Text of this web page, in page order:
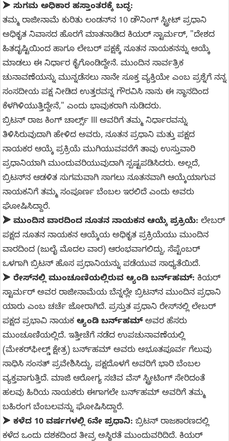
➤ ಸುಗಮ ಅಧಿಕಾರ ಹಸ್ತಾಂತರಕ್ಕೆ ಬದ್ಧ:
ತಮ್ಮ ರಾಜೀನಾಮೆ ಕುರಿತು ಲಂಡನ್‌ನ 10 ಡೌನಿಂಗ್ ಸ್ಟ್ರೀಟ್ ಪ್ರಧಾನಿ
ಅಧಿಕೃತ ನಿವಾಸದ ಹೊರಗೆ ಮಾತನಾಡಿದ ಕಿಯರ್ ಸ್ಟಾರ್ಮರ್, "ದೇಶದ
ಹಿತದೃಷ್ಟಿಯಿಂದ ಹಾಗೂ ಲೇಬರ್ ಪಕ್ಷಕ್ಕೆ ನೂತನ ನಾಯಕನನ್ನು ಆಯ್ಕೆ
ಮಾಡಲು ಈ ನಿರ್ಧಾರ ಕೈಗೊಂಡಿದ್ದೇನೆ. ಮುಂದಿನ ಸಾರ್ವತ್ರಿಕ
ಚುನಾವಣೆಯನ್ನು ಮುನ್ನಡೆಸಲು ನಾನೇ ಸೂಕ್ತ ವ್ಯಕ್ತಿಯೇ ಎಂಬ ಪ್ರಶ್ನೆಗೆ ನನ್ನ
ಸಂಸದೀಯ ಪಕ್ಷ ನೀಡಿದ ಉತ್ತರವನ್ನ ಗೌರವಿಸಿ ನಾನು ಈ ಸ್ಥಾನದಿಂದ
ಕೆಳಗಿಳಿಯುತ್ತಿದ್ದೇನೆ," ಎಂದು ಭಾವುಕರಾಗಿ ನುಡಿದರು.
ಬ್ರಿಟನ್ ರಾಜ ಕಿಂಗ್ ಚಾರ್ಲ್ಸ್ III ಅವರಿಗೆ ತಮ್ಮ ನಿರ್ಧಾರವನ್ನು
ತಿಳಿಸಿರುವುದಾಗಿ ಹೇಳಿದ ಅವರು, ನೂತನ ಪ್ರಧಾನಿ ಮತ್ತು ಪಕ್ಷದ
ನಾಯಕರ ಆಯ್ಕೆ ಪ್ರಕ್ರಿಯೆ ಮುಗಿಯುವವರೆಗೆ ತಾವು ಉಸ್ತುವಾರಿ
ಪ್ರಧಾನಿಯಾಗಿ ಮುಂದುವರಿಯುವುದಾಗಿ ಸ್ಪಷ್ಟಪಡಿಸಿದರು. ಅಲ್ಲದೆ,
ಬ್ರಿಟನ್‌ನ ಆಡಳಿತ ಸುಗಮವಾಗಿ ಸಾಗಲು ನೂತನವಾಗಿ ಆಯ್ಕೆಯಾಗುವ
ನಾಯಕನಿಗೆ ತಮ್ಮ ಸಂಪೂರ್ಣ ಬೆಂಬಲ ಇರಲಿದೆ ಎಂದು ಅವರು
ಘೋಷಿಸಿದ್ದಾರೆ.
➤ ಮುಂದಿನ ವಾರದಿಂದ ನೂತನ ನಾಯಕನ ಆಯ್ಕೆ ಪ್ರಕ್ರಿಯೆ: ಲೇಬರ್
ಪಕ್ಷದ ನೂತನ ನಾಯಕನ ಆಯ್ಕೆಯ ಅಧಿಕೃತ ಪ್ರಕ್ರಿಯೆಯು ಮುಂದಿನ
ವಾರದಿಂದ (ಜುಲೈ ಮೊದಲ ವಾರ) ಆರಂಭವಾಗಲಿದ್ದು, ಸೆಪ್ಟೆಂಬರ್
ಒಳಗಾಗಿ ಬ್ರಿಟನ್ ಹೊಸ ಪ್ರಧಾನಿಯನ್ನು ಪಡೆಯುವ ಸಾಧ್ಯತೆಯಿದೆ.
➤ ರೇಸ್‌ನಲ್ಲಿ ಮುಂಚೂಣಿಯಲ್ಲಿರುವ ಆ್ಯಂಡಿ ಬರ್ನ್‌ಹಮ್: ಕಿಯರ್
ಸ್ಟಾರ್ಮರ್ ಅವರ ರಾಜೀನಾಮೆಯ ಬೆನ್ನಲ್ಲೇ ಬ್ರಿಟನ್‌ನ ಮುಂದಿನ ಪ್ರಧಾನಿ
ಯಾರು ಎಂಬ ಚರ್ಚೆ ಜೋರಾಗಿದೆ. ಪ್ರಸ್ತುತ ಪ್ರಧಾನಿ ರೇಸ್‌ನಲ್ಲಿ ಲೇಬರ್
ಪಕ್ಷದ ಪ್ರಭಾವಿ ನಾಯಕ ಆ್ಯಂಡಿ ಬರ್ನ್‌ಹಮ್ ಅವರ ಹೆಸರು
ಮುಂಚೂಣಿಯಲ್ಲಿದೆ. ಇತ್ತೀಚೆಗೆ ನಡೆದ ಉಪಚುನಾವಣೆಯಲ್ಲಿ
(ಮೇಕರ್‌ಫೀಲ್ಡ್ ಕ್ಷೇತ್ರ) ಬರ್ನ್‌ಹಮ್ ಅವರು ಅಭೂತಪೂರ್ವ ಗೆಲುವು
ಸಾಧಿಸಿ ಸಂಸತ್ ಪ್ರವೇಶಿಸಿದ್ದು, ಪಕ್ಷದೊಳಗೆ ಅವರಿಗೆ ಭಾರಿ ಬೆಂಬಲ
ವ್ಯಕ್ತವಾಗುತ್ತಿದೆ. ಮಾಜಿ ಆರೋಗ್ಯ ಸಚಿವ ವೆಸ್ ಸ್ಟ್ರೀಟಿಂಗ್ ಸೇರಿದಂತೆ
ಹಲವು ಹಿರಿಯ ನಾಯಕರು ಈಗಾಗಲೇ ಬರ್ನ್‌ಹಮ್ ಅವರಿಗೆ ತಮ್ಮ
ಬಹಿರಂಗ ಬೆಂಬಲವನ್ನು ಘೋಷಿಸಿದ್ದಾರೆ.
➤ ಕಳೆದ 10 ವರ್ಷಗಳಲ್ಲಿ 6ನೇ ಪ್ರಧಾನಿ: ಬ್ರಿಟನ್ ರಾಜಕಾರಣದಲ್ಲಿ
ಕಳೆದ ಒಂದು ದಶಕದಿಂದ ತೀವ್ರ ಅಸ್ಥಿರತೆ ಮುಂದುವರಿದಿದೆ. ಕಿಯರ್